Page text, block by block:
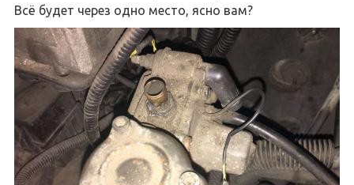
Всё будет через одно место, ясно вам?